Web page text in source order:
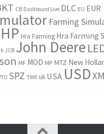
CB Dashboard Live DLC EU EUR
Farming
HP Hra Farming Hra Farming
JCB John Deere
MF MOD MP MTZ New
SPZ TMR uk USA USD